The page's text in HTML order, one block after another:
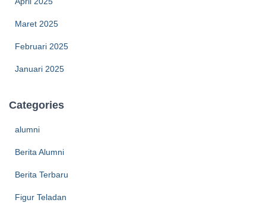
Maret 2025
Februari 2025
Januari 2025
Categories
alumni
Berita Alumni
Berita Terbaru
Figur Teladan